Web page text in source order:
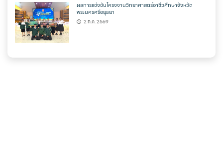
ผลการแข่งขันโครงงานวิทยาศาสตร์อาชีวศึกษาจังหวัด
พระนครศรีอยุธยา
2 ก.ค. 2569